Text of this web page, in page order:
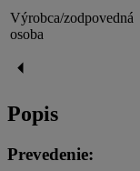
Výrobca/zodpovedná
osoba
Popis
Prevedenie: